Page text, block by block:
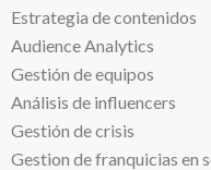
Estrategia de contenidos
Audience Analytics
Gestión de equipos
Análisis de influencers
Gestión de crisis
Gestion de franquicias en